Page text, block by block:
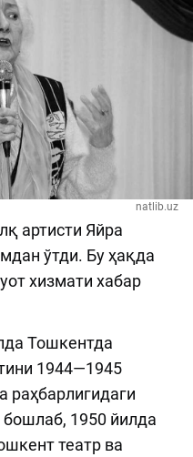
natlib.uz
артисти Яйра
ўтди. Бу ҳақда
хизмати хабар
Тошкентда
1944—1945
раҳбарлигидаги
1950 йилда
театр ва